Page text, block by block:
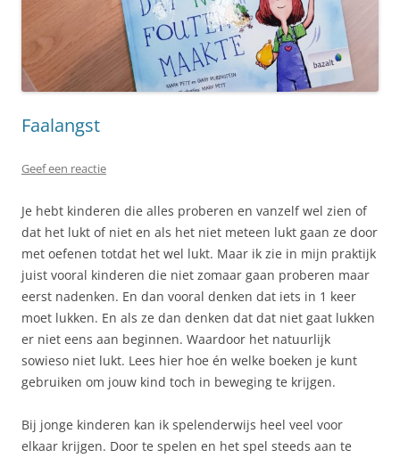
Faalangst
Geef een reactie
Je hebt kinderen die alles proberen en vanzelf wel zien of
dat het lukt of niet en als het niet meteen lukt gaan ze door
met oefenen totdat het wel lukt. Maar ik zie in mijn praktijk
juist vooral kinderen die niet zomaar gaan proberen maar
eerst nadenken. En dan vooral denken dat iets in 1 keer
moet lukken. En als ze dan denken dat dat niet gaat lukken
er niet eens aan beginnen. Waardoor het natuurlijk
sowieso niet lukt. Lees hier hoe én welke boeken je kunt
gebruiken om jouw kind toch in beweging te krijgen.
Bij jonge kinderen kan ik spelenderwijs heel veel voor
elkaar krijgen. Door te spelen en het spel steeds aan te